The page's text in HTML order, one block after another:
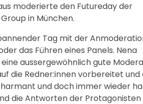
moderierte den Futureday der
in München.
Tag mit der
das Führen eines Panels. Nena
aussergewöhnlich gute
die Redner:innen vorbereitet und
und doch immer wieder
die Antworten der